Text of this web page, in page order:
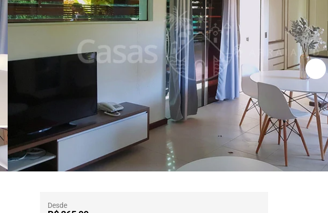
Desde